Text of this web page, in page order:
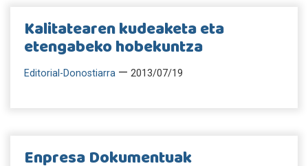
Kalitatearen kudeaketa eta
etengabeko hobekuntza
Editorial-Donostiarra — 2013/07/19
Enpresa Dokumentuak